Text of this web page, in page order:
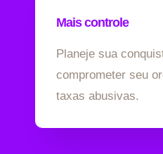
Mais controle
Planeje sua
comprometer seu
taxas abusivas.